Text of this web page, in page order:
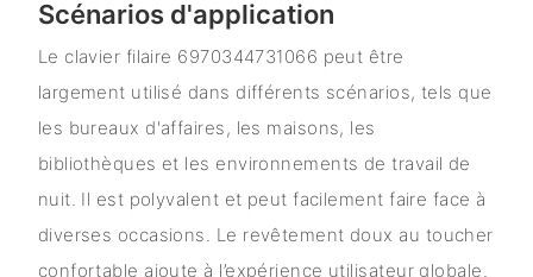
Scénarios d'application
Le clavier filaire 6970344731066 peut être
largement utilisé dans différents scénarios, tels que
les bureaux d'affaires, les maisons, les
bibliothèques et les environnements de travail de
nuit. Il est polyvalent et peut facilement faire face à
diverses occasions. Le revêtement doux au toucher
confortable ajoute à l’expérience utilisateur globale.